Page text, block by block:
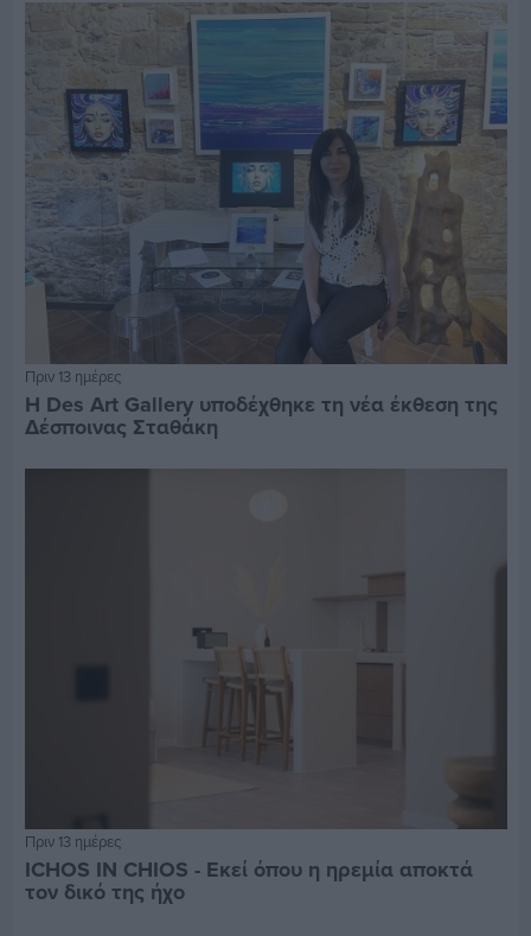
Πριν 13 ημέρες
Η Des Art Gallery υποδέχθηκε τη νέα έκθεση της
Δέσποινας Σταθάκη
Πριν 13 ημέρες
ICHOS IN CHIOS - Εκεί όπου η ηρεμία αποκτά
τον δικό της ήχο